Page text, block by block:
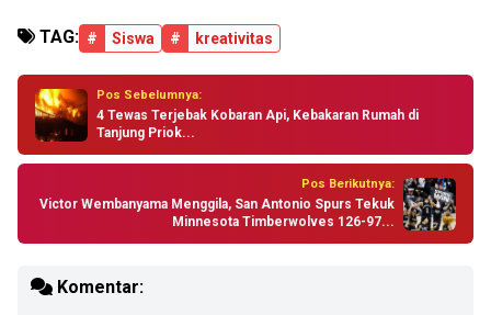
TAG: # Siswa # kreativitas
Pos Sebelumnya:
4 Tewas Terjebak Kobaran Api, Kebakaran Rumah di
Tanjung Priok...
Pos Berikutnya:
Victor Wembanyama Menggila, San Antonio Spurs Tekuk
Minnesota Timberwolves 126-97...
Komentar: